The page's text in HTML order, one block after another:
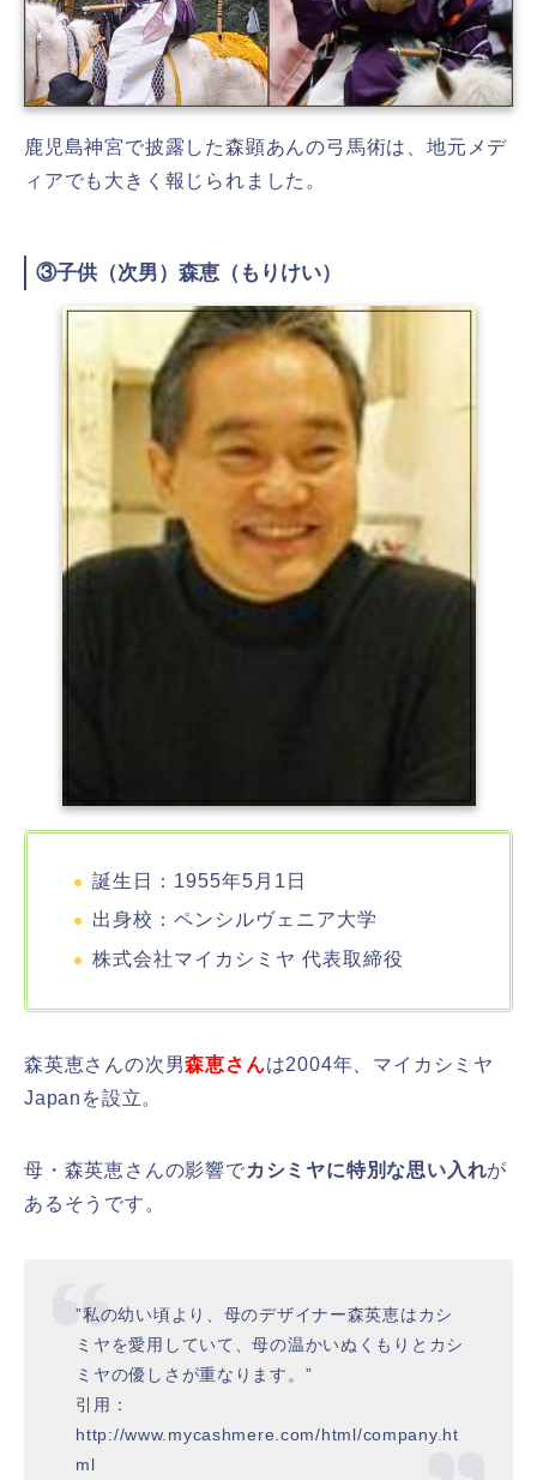
鹿児島神宮で披露した森顕あんの弓馬術は、地元メデ
ィアでも大きく報じられました。
③子供（次男）森恵（もりけい）
誕生日：1955年5月1日
出身校：ペンシルヴェニア大学
株式会社マイカシミヤ 代表取締役
森英恵さんの次男森恵さんは2004年、マイカシミヤ
Japanを設立。
母・森英恵さんの影響でカシミヤに特別な思い入れが
あるそうです。
”私の幼い頃より、母のデザイナー森英恵はカシ
ミヤを愛用していて、母の温かいぬくもりとカシ
ミヤの優しさが重なります。”
引用：
http://www.mycashmere.com/html/company.ht
ml